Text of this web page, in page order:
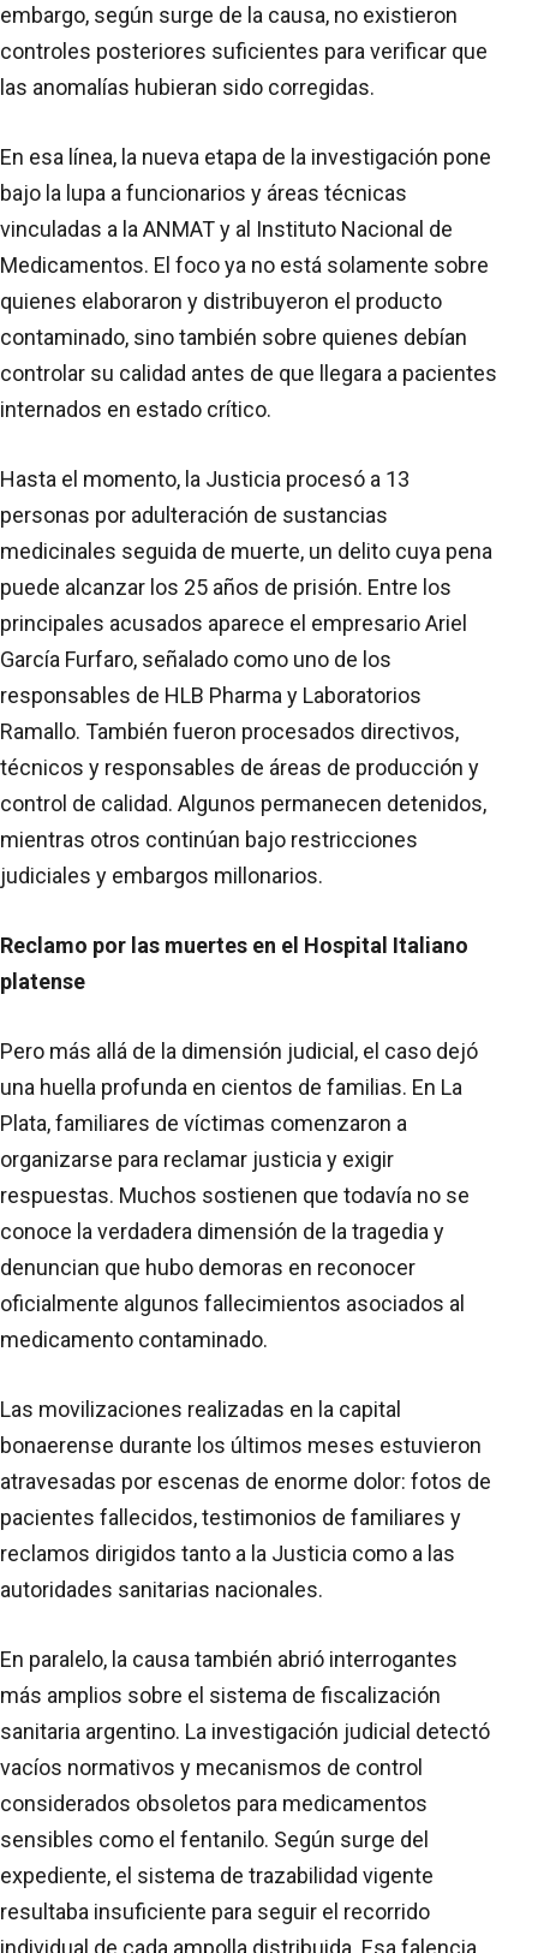
embargo, según surge de la causa, no existieron
controles posteriores suficientes para verificar que
las anomalías hubieran sido corregidas.
En esa línea, la nueva etapa de la investigación pone
bajo la lupa a funcionarios y áreas técnicas
vinculadas a la ANMAT y al Instituto Nacional de
Medicamentos. El foco ya no está solamente sobre
quienes elaboraron y distribuyeron el producto
contaminado, sino también sobre quienes debían
controlar su calidad antes de que llegara a pacientes
internados en estado crítico.
Hasta el momento, la Justicia procesó a 13
personas por adulteración de sustancias
medicinales seguida de muerte, un delito cuya pena
puede alcanzar los 25 años de prisión. Entre los
principales acusados aparece el empresario Ariel
García Furfaro, señalado como uno de los
responsables de HLB Pharma y Laboratorios
Ramallo. También fueron procesados directivos,
técnicos y responsables de áreas de producción y
control de calidad. Algunos permanecen detenidos,
mientras otros continúan bajo restricciones
judiciales y embargos millonarios.
Reclamo por las muertes en el Hospital Italiano
platense
Pero más allá de la dimensión judicial, el caso dejó
una huella profunda en cientos de familias. En La
Plata, familiares de víctimas comenzaron a
organizarse para reclamar justicia y exigir
respuestas. Muchos sostienen que todavía no se
conoce la verdadera dimensión de la tragedia y
denuncian que hubo demoras en reconocer
oficialmente algunos fallecimientos asociados al
medicamento contaminado.
Las movilizaciones realizadas en la capital
bonaerense durante los últimos meses estuvieron
atravesadas por escenas de enorme dolor: fotos de
pacientes fallecidos, testimonios de familiares y
reclamos dirigidos tanto a la Justicia como a las
autoridades sanitarias nacionales.
En paralelo, la causa también abrió interrogantes
más amplios sobre el sistema de fiscalización
sanitaria argentino. La investigación judicial detectó
vacíos normativos y mecanismos de control
considerados obsoletos para medicamentos
sensibles como el fentanilo. Según surge del
expediente, el sistema de trazabilidad vigente
resultaba insuficiente para seguir el recorrido
individual de cada ampolla distribuida. Esa falencia